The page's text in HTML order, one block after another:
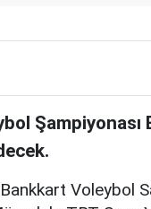
Voleybol